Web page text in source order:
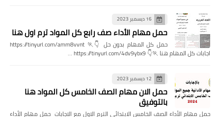
16 ديسمبر 2023
حمل مهام الأداء صف رابع كل المواد ترم اول هنا
حمل كل المهام بدون حل 👇🏃 https://tinyurl.com/amm8vvnt
اجابات كل المهام هنا 🏃👇 https://tinyurl.com/4dv9ybx9 …
12 ديسمبر 2023
حمل الان مهام الصف الخامس كل المواد هنا
بالتوفيق
حمل مهام الأداء الصف الخامس الابتدائي الترم الاول مع الاجابات حمل مهام الأداء